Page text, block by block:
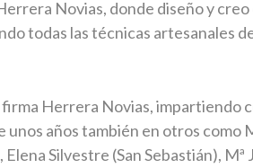
Novias, donde diseño y creo
todas las técnicas artesanales
firma Herrera Novias, impartiendo
unos años también en otros como
Silvestre (San Sebastián), Mª